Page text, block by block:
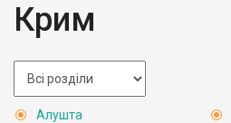
Крим
Алушта